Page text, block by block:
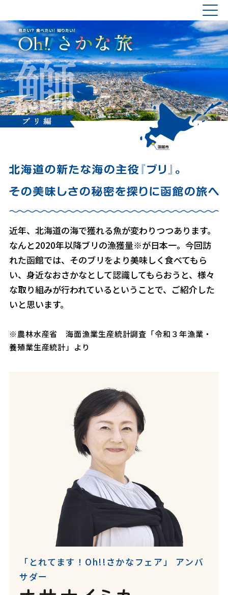
近年、北海道の海で獲れる魚が変わりつつあります。
なんと2020年以降ブリの漁獲量※が日本一。今回訪
れた函館では、そのブリをより美味しく食べてもら
い、身近なおさかなとして認識してもらおうと、様々
な取り組みが行われているということで、ご紹介した
いと思います。
※農林水産省 海面漁業生産統計調査「令和３年漁業・
養殖業生産統計」より
「とれてます！Oh!!さかなフェア」 アンバ
サダー